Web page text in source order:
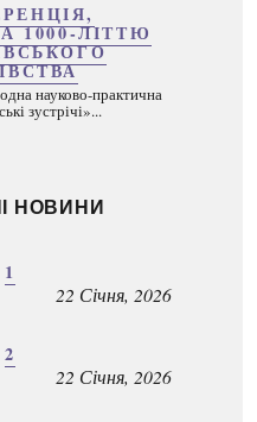
1000-ЛІТТЮ
науково-практична
зустрічі»...
НОВИНИ
1
22 Січня, 2026
2
22 Січня, 2026